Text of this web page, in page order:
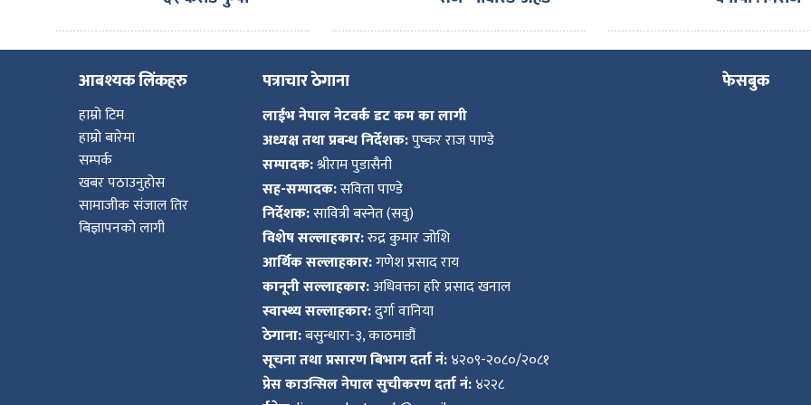
टुगेदर पार्टनर्स मिट’
सम्पन्न गरी स्वदेश
ढुंगाना
आबश्यक लिंकहरु
हाम्रो टिम
हाम्रो बारेमा
सम्पर्क
खबर पठाउनुहोस
सामाजीक संजाल तिर
बिज्ञापनको लागी
पत्राचार ठेगाना
लाईभ नेपाल नेटवर्क डट कम का लागी
अध्यक्ष तथा प्रबन्ध निर्देशक:पुष्कर राज पाण्डे
सम्पादक:श्रीराम पुडासैनी
सह-सम्पादक:सविता पाण्डे
निर्देशक:सावित्री बस्नेत (सवु)
विशेष सल्लाहकार:रुद्र कुमार जोशि
आर्थिक सल्लाहकार:गणेश प्रसाद राय
कानूनी सल्लाहकार:अधिवक्ता हरि प्रसाद खनाल
स्वास्थ्य सल्लाहकार:दुर्गा वानिया
ठेगाना:बसुन्धारा-३, काठमाडौं
सूचना तथा प्रसारण बिभाग दर्ता नं:४२०९-२०८०/२०८१
प्रेस काउन्सिल नेपाल सुचीकरण दर्ता नं:४२२८
फेसबुक